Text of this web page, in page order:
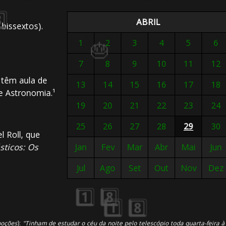
ABRIL
1
2 3 4 5
6
7
8 9 10 11
12
13
14 15 16 17
18
19
20 21 22 23
24
25
26 27 28 29
30
Jan
Fev Mar Abr Mai
Jun
Jul
Ago Set Out Nov Dez
têm aula de
Roll, que
Os
): "Tinham de estudar o céu da noite pelo telescópio toda quarta-feira à